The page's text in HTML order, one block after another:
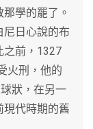
學的罷了。
尼日心說的布
之前，1327
火刑，他的
狀，在另一
現代時期的舊